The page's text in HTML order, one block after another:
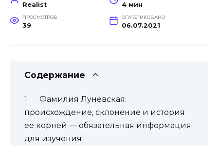
Realist 4 мин
ПРОСМОТРОВ
39
ОПУБЛИКОВАНО
06.07.2021
Содержание
Фамилия Луневская:
происхождение, склонение и история
ее корней — обязательная информация
для изучения